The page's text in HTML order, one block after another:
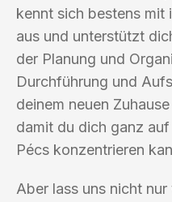
kennt sich bestens mit
aus und unterstützt
der Planung und
Durchführung und
deinem neuen
damit du dich ganz
Pécs konzentrieren
Aber lass uns nicht